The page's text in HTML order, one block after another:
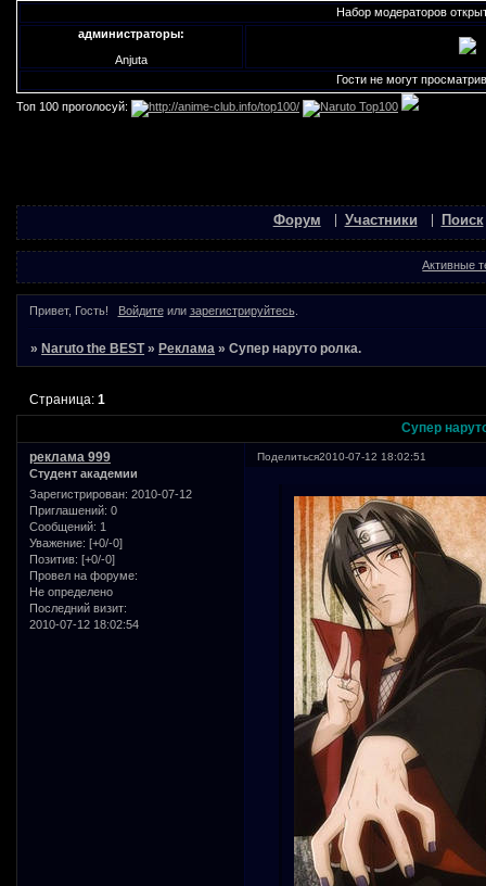
Набор модераторов
администраторы:
Anjuta
Гости не могут
Топ 100 проголосуй:
Форум Участники Поиск
Активные
Привет, Гость! Войдитеили зарегистрируйтесь.
»Naruto the BEST »Реклама »Супер наруто ролка.
Супер
Страница:1
Поделиться2010-07-12 18:02:51
реклама 999
Студент академии
Зарегистрирован: 2010-07-12
Приглашений: 0
Сообщений: 1
Уважение: [+0/-0]
Позитив: [+0/-0]
Провел на форуме:
Не определено
Последний визит:
2010-07-12 18:02:54